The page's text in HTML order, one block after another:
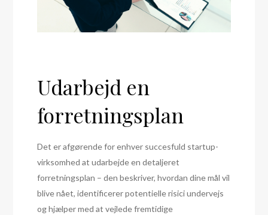
Udarbejd en
forretningsplan
Det er afgørende for enhver succesfuld startup-
virksomhed at udarbejde en detaljeret
forretningsplan – den beskriver, hvordan dine mål vil
blive nået, identificerer potentielle risici undervejs
og hjælper med at vejlede fremtidige